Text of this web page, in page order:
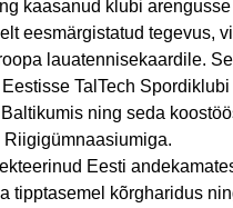
kaasanud klubi
eesmärgistatud tegevus,
lauatennisekaardile.
TalTech Spordiklubi
ning seda
Eesti
tipptasemel kõrgharidus